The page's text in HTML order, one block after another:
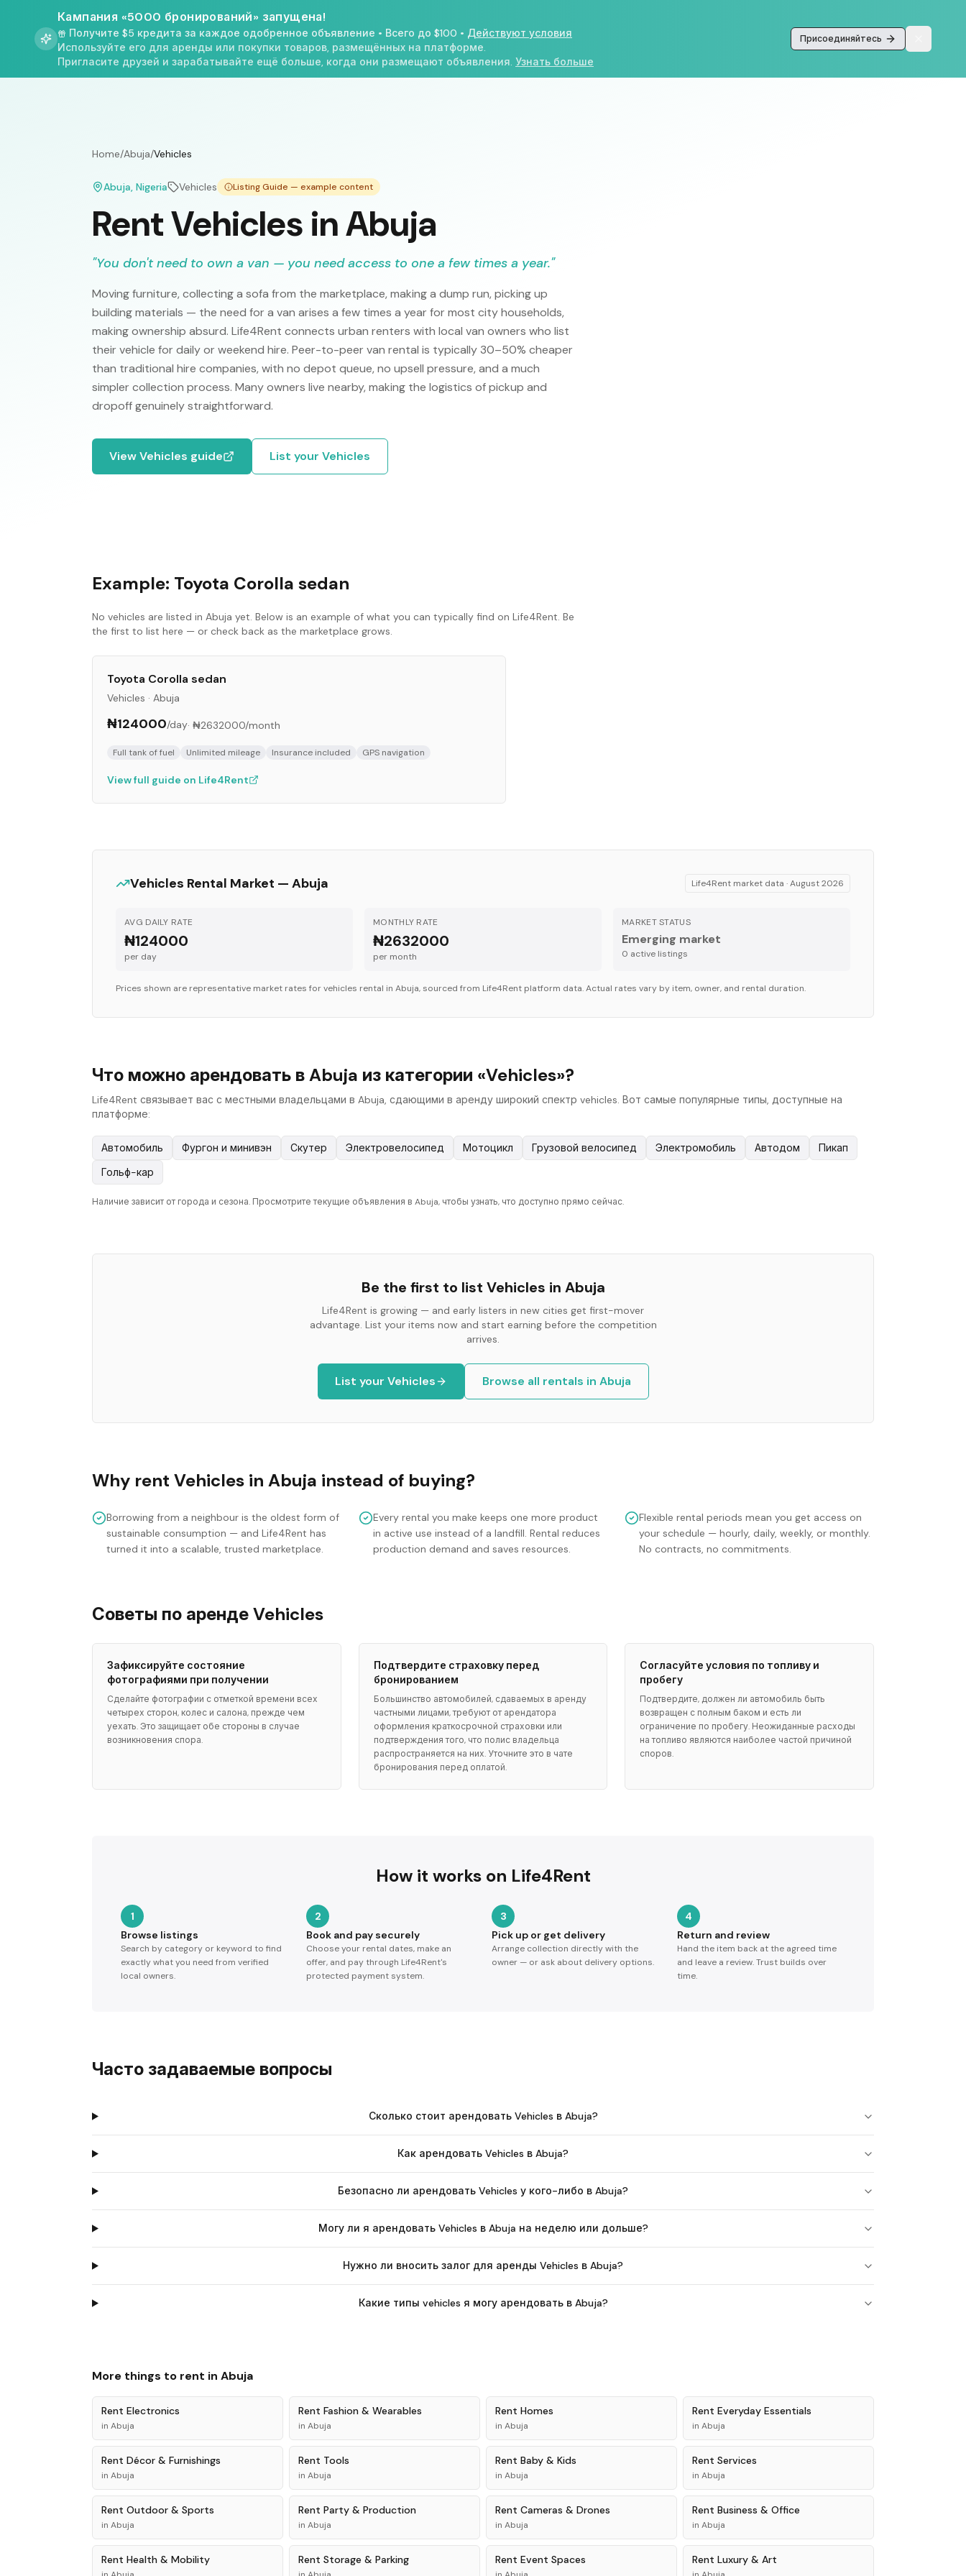
Кампания «5000 бронирований» запущена!
Получите $5 кредита за каждое одобренное объявление • Всего до $100 • Действуют условия
Используйте его для аренды или покупки товаров, размещённых на платформе.
Пригласите друзей и зарабатывайте ещё больше, когда они размещают объявления. Узнать больше
Присоединяйтесь
Home/Abuja/Vehicles
Abuja, Nigeria Vehicles Listing Guide — example content
Rent Vehicles in Abuja
"You don't need to own a van — you need access to one a few times a year."
Moving furniture, collecting a sofa from the marketplace, making a dump run, picking up
building materials — the need for a van arises a few times a year for most city households,
making ownership absurd. Life4Rent connects urban renters with local van owners who list
their vehicle for daily or weekend hire. Peer-to-peer van rental is typically 30–50% cheaper
than traditional hire companies, with no depot queue, no upsell pressure, and a much
simpler collection process. Many owners live nearby, making the logistics of pickup and
dropoff genuinely straightforward.
ViewVehicles guide List your Vehicles
Example: Toyota Corolla sedan
No vehicles are listed in Abuja yet. Below is an example of what you can typically find on Life4Rent. Be
the first to list here — or check back as the marketplace grows.
Toyota Corolla sedan
Vehicles · Abuja
₦124000/day· ₦2632000/month
Full tank of fuel Unlimited mileage Insurance included GPS navigation
View full guide on Life4Rent
Vehicles Rental Market — Abuja Life4Rent market data ·August 2026
AVG DAILY RATE
₦124000
per day
MONTHLY RATE
₦2632000
per month
MARKET STATUS
Emerging market
0 active listings
Prices shown are representative market rates forvehicles rental in Abuja, sourced from Life4Rent platform data. Actual rates vary by item, owner, and rental duration.
Что можно арендовать в Abuja из категории «Vehicles»?
Life4Rent связывает вас с местными владельцами в Abuja, сдающими в аренду широкий спектр vehicles. Вот самые популярные типы, доступные на
платформе:
Автомобиль Фургон и минивэн Скутер Электровелосипед Мотоцикл Грузовой велосипед Электромобиль Автодом
Пикап
Гольф-кар
Наличие зависит от города и сезона. Просмотрите текущие объявления в Abuja, чтобы узнать, что доступно прямо сейчас.
Be the first to list Vehicles in Abuja
Life4Rent is growing — and early listers in new cities get first-mover
advantage. List your items now and start earning before the competition
arrives.
List your Vehicles Browse all rentals in Abuja
Why rent Vehicles in Abuja instead of buying?
Borrowing from a neighbour is the oldest form of
sustainable consumption — and Life4Rent has
turned it into a scalable, trusted marketplace.
Every rental you make keeps one more product
in active use instead of a landfill. Rental reduces
production demand and saves resources.
Flexible rental periods mean you get access on
your schedule — hourly, daily, weekly, or monthly.
No contracts, no commitments.
Советы по аренде Vehicles
Зафиксируйте состояние
фотографиями при получении
Сделайте фотографии с отметкой времени всех
четырех сторон, колес и салона, прежде чем
уехать. Это защищает обе стороны в случае
возникновения спора.
Подтвердите страховку перед
бронированием
Большинство автомобилей, сдаваемых в аренду
частными лицами, требуют от арендатора
оформления краткосрочной страховки или
подтверждения того, что полис владельца
распространяется на них. Уточните это в чате
бронирования перед оплатой.
Согласуйте условия по топливу и
пробегу
Подтвердите, должен ли автомобиль быть
возвращен с полным баком и есть ли
ограничение по пробегу. Неожиданные расходы
на топливо являются наиболее частой причиной
споров.
How it works on Life4Rent
1
Browse listings
Search by category or keyword to find
exactly what you need from verified
local owners.
2
Book and pay securely
Choose your rental dates, make an
offer, and pay through Life4Rent's
protected payment system.
3
Pick up or get delivery
Arrange collection directly with the
owner — or ask about delivery options.
4
Return and review
Hand the item back at the agreed time
and leave a review. Trust builds over
time.
Часто задаваемые вопросы
Сколько стоит арендовать Vehicles в Abuja?
Как арендовать Vehicles в Abuja?
Безопасно ли арендовать Vehicles у кого-либо в Abuja?
Могу ли я арендовать Vehicles в Abuja на неделю или дольше?
Нужно ли вносить залог для аренды Vehicles в Abuja?
Какие типы vehicles я могу арендовать в Abuja?
More things to rent in Abuja
Rent Electronics
in Abuja
Rent Fashion & Wearables
in Abuja
Rent Homes
in Abuja
Rent Everyday Essentials
in Abuja
Rent Décor & Furnishings
in Abuja
Rent Tools
in Abuja
Rent Baby & Kids
in Abuja
Rent Services
in Abuja
Rent Outdoor & Sports
in Abuja
Rent Party & Production
in Abuja
Rent Cameras & Drones
in Abuja
Rent Business & Office
in Abuja
Rent Health & Mobility Rent Storage & Parking Rent Event Spaces Rent Luxury & Art